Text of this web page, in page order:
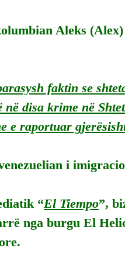
Aleks
faktin se
disa krime në
e raportuar
i
“El Tiempo”,
nga burgu El